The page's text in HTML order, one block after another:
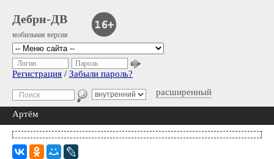
Дебри-ДВ
мобильная версия
расширенный
Логин Пароль
Регистрация / Забыли пароль?
Артём